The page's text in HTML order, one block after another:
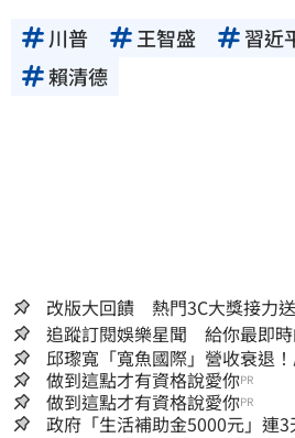
川普 王智盛 習近
賴清德
改版大回饋 熱門3C大獎接力送
追蹤訂閱娛樂星聞 給你最即
邱瓈寬「寬魚國際」營收衰退
琳網笑翻：太誠實
做到這點才有資格說愛你PR
做到這點才有資格說愛你PR
政府「生活補助金5000元」